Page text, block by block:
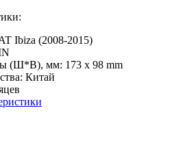
Ibiza (2008-2015)
(Ш*В), мм: 173 x 98 mm
Китай